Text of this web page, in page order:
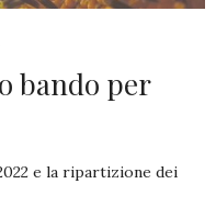
bando per
e la ripartizione dei